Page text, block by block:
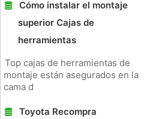
Cómo instalar el montaje
superior Cajas de
herramientas
Top cajas de herramientas de
montaje están asegurados en la
cama d
Toyota Recompra